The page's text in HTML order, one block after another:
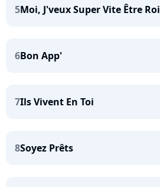
5Moi, J'veux Super Vite Être Roi
6Bon App'
7Ils Vivent En Toi
8Soyez Prêts